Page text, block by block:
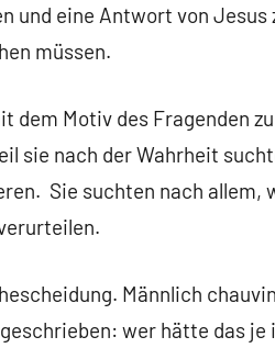
und eine Antwort von
müssen.
dem Motiv des Fragenden
sie nach der Wahrheit
Sie suchten nach allem,
Männlich
wer hätte das